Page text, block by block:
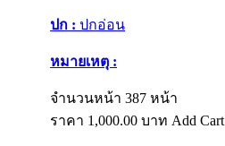
ปก : ปกอ่อน
หมายเหตุ :
จำนวนหน้า 387 หน้า
ราคา 1,000.00 บาท Add Cart